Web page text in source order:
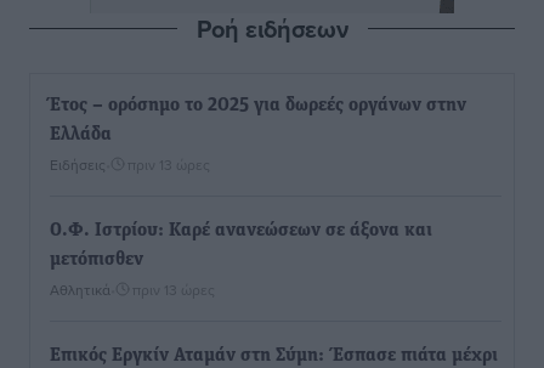
Ροή ειδήσεων
Έτος – ορόσημο το 2025 για δωρεές οργάνων στην
Ελλάδα
Ειδήσεις πριν 13 ώρες
Ο.Φ. Ιστρίου: Καρέ ανανεώσεων σε άξονα και
μετόπισθεν
Αθλητικά πριν 13 ώρες
Επικός Εργκίν Αταμάν στη Σύμη: Έσπασε πιάτα μέχρι